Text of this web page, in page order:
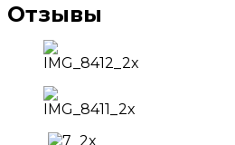
Отзывы